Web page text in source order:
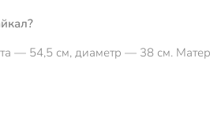
— 54,5 см, диаметр — 38 см.